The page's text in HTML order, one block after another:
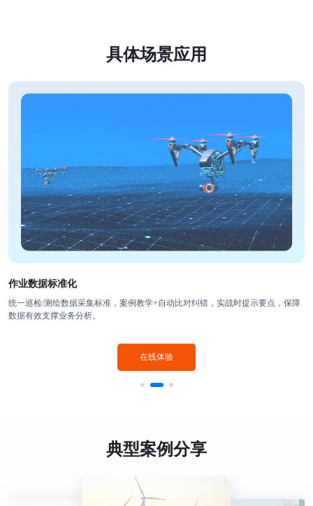
具体场景应用
作业数据标准化
统一巡检/测绘数据采集标准，案例教学+自动比对纠错，实战时提示要点，保障
数据有效支撑业务分析。
在线体验
典型案例分享